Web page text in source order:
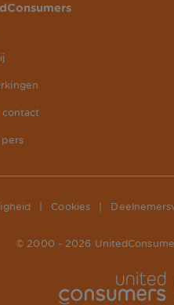
contact
pers
Cookies
© 2000 - 2026